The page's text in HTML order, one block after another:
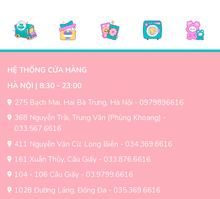
HỆ THỐNG CỬA HÀNG
HÀ NỘI | 8:30 - 23:00
275 Bạch Mai, Hai Bà Trưng, Hà Nội - 0979896616
368 Nguyễn Trãi, Trung Văn (Phùng Khoang) -
033.567.6616
411 Nguyễn Văn Cừ, Long Biên - 034.369.6616
161 Xuân Thủy, Cầu Giấy - 033.876.6616
104 - 106 Cầu Giấy - 03.9799.6616
1028 Đường Láng, Đống Đa - 035.369.6616